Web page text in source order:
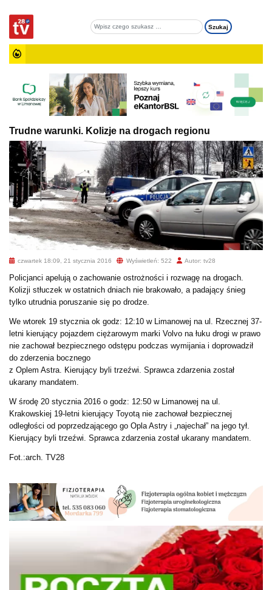
Trudne warunki. Kolizje na drogach regionu
czwartek 18:09, 21 stycznia 2016 Wyświetleń: 522 Autor: tv28
Policjanci apelują o zachowanie ostrożności i rozwagę na drogach.
Kolizji stłuczek w ostatnich dniach nie brakowało, a padający śnieg
tylko utrudnia poruszanie się po drodze.
We wtorek 19 stycznia ok godz: 12:10 w Limanowej na ul. Rzecznej 37-
letni kierujący pojazdem ciężarowym marki Volvo na łuku drogi w prawo
nie zachował bezpiecznego odstępu podczas wymijania i doprowadził
do zderzenia bocznego
z Oplem Astra. Kierujący byli trzeźwi. Sprawca zdarzenia został
ukarany mandatem.
W środę 20 stycznia 2016 o godz: 12:50 w Limanowej na ul.
Krakowskiej 19-letni kierujący Toyotą nie zachował bezpiecznej
odległości od poprzedzającego go Opla Astry i „najechał” na jego tył.
Kierujący byli trzeźwi. Sprawca zdarzenia został ukarany mandatem.
Fot.:arch. TV28